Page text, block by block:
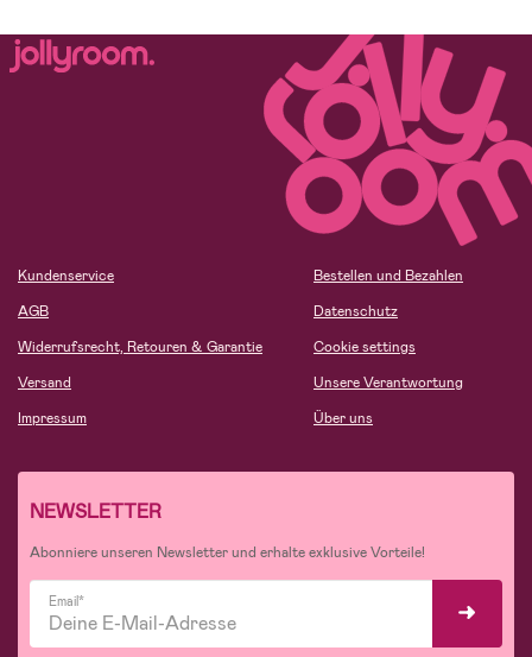
Kundenservice
AGB
Widerrufsrecht, Retouren & Garantie
Versand
Impressum
Bestellen und Bezahlen
Datenschutz
Cookie settings
Unsere Verantwortung
Über uns
NEWSLETTER
Abonniere unseren Newsletter und erhalte exklusive Vorteile!
Email*